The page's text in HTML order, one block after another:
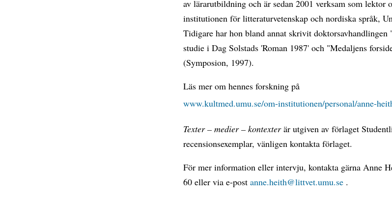
av lärarutbildning och är sedan 2001 verksam som lektor
institutionen för litteraturvetenskap och nordiska språk,
Tidigare har hon bland annat skrivit
studie i Dag Solstads 'Roman 1987' och "Medaljens
(Symposion, 1997).
Läs mer om hennes forskning på
www.kultmed.umu.se/om-institutionen/personal/anne-
Texter – medier – kontexterär utgiven av förlaget
recensionsexemplar, vänligen kontakta förlaget.
För mer information eller intervju, kontakta gärna Anne
60 eller via e-postanne.heith@littvet.umu.se .